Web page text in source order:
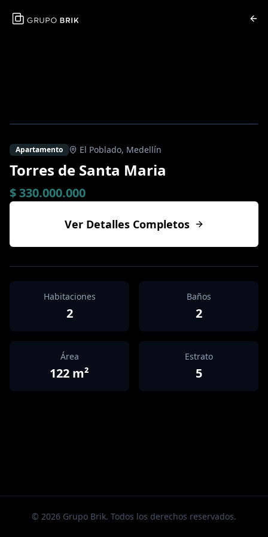
Apartamento El Poblado, Medellín
Torres de Santa Maria
$ 330.000.000
Ver Detalles Completos
Habitaciones
2
Baños
2
Área
122 m²
Estrato
5
© 2026 Grupo Brik. Todos los derechos reservados.